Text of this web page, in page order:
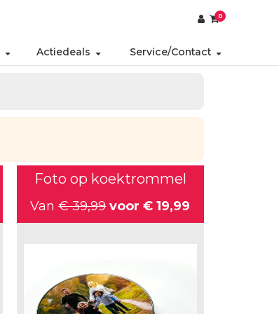
0
Actiedeals Service/Contact
Foto op koektrommel
Van€ 39,99 voor € 19,99